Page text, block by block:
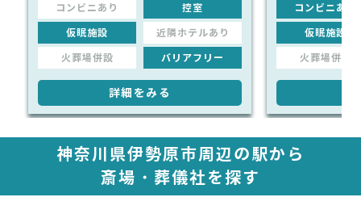
コンビニあり 控室
仮眠施設 近隣ホテルあり
火葬場併設 バリアフリー
詳細をみる
コンビニあり
仮眠施設
火葬場併設
神奈川県伊勢原市周辺の駅から
斎場・葬儀社を探す